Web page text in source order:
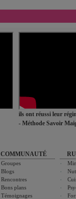
ils ont réussi leur
- Méthode Savoir
COMMUNAUTÉ
Groupes
Blogs
Rencontres
Bons plans
Témoignages